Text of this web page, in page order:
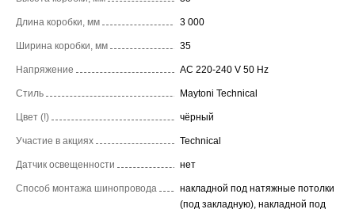
Длина коробки, мм 3 000
Ширина коробки, мм 35
Напряжение AC 220-240 V 50 Hz
Стиль Maytoni Technical
Цвет (!) чёрный
Участие в акциях Technical
Датчик освещенности нет
Способ монтажа шинопровода
накладной под натяжные потолки
(под закладную), накладной под